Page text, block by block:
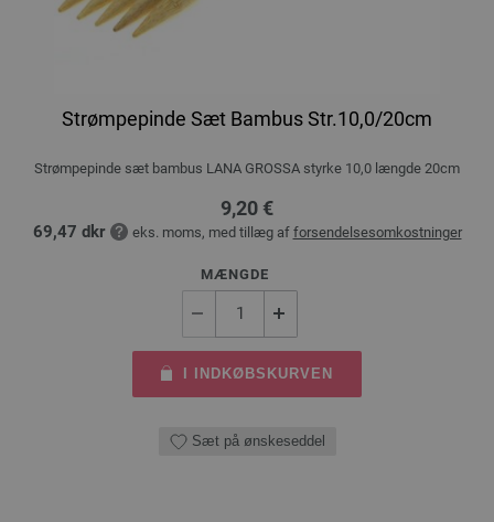
Strømpepinde Sæt Bambus Str.10,0/20cm
Strømpepinde sæt bambus LANA GROSSA styrke 10,0 længde 20cm
9,20 €
69,47 dkr eks. moms, med tillæg af forsendelsesomkostninger
MÆNGDE
I INDKØBSKURVEN
Sæt på ønskeseddel